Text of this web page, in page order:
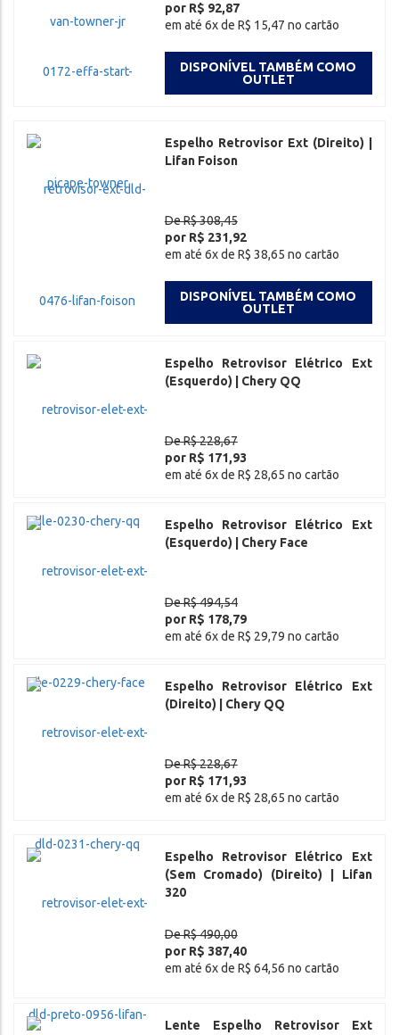
por R$ 92,87
em até 6x de R$ 15,47 no cartão
DISPONÍVEL TAMBÉM COMO
OUTLET
Espelho Retrovisor Ext (Direito) |
Lifan Foison
De R$ 308,45
por R$ 231,92
em até 6x de R$ 38,65 no cartão
DISPONÍVEL TAMBÉM COMO
OUTLET
Espelho Retrovisor Elétrico Ext
(Esquerdo) | Chery QQ
De R$ 228,67
por R$ 171,93
em até 6x de R$ 28,65 no cartão
Espelho Retrovisor Elétrico Ext
(Esquerdo) | Chery Face
De R$ 494,54
por R$ 178,79
em até 6x de R$ 29,79 no cartão
Espelho Retrovisor Elétrico Ext
(Direito) | Chery QQ
De R$ 228,67
por R$ 171,93
em até 6x de R$ 28,65 no cartão
Espelho Retrovisor Elétrico Ext
(Sem Cromado) (Direito) | Lifan
320
De R$ 490,00
por R$ 387,40
em até 6x de R$ 64,56 no cartão
Lente Espelho Retrovisor Ext